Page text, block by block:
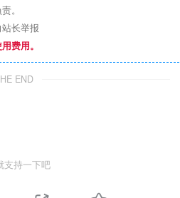
。
长举报
费用。
END
支持一下吧